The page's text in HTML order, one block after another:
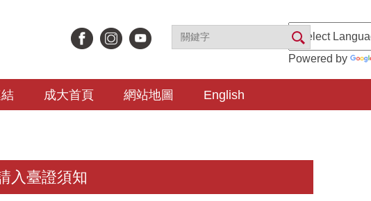
Powered by
成大首頁 網站地圖 English
入臺證須知